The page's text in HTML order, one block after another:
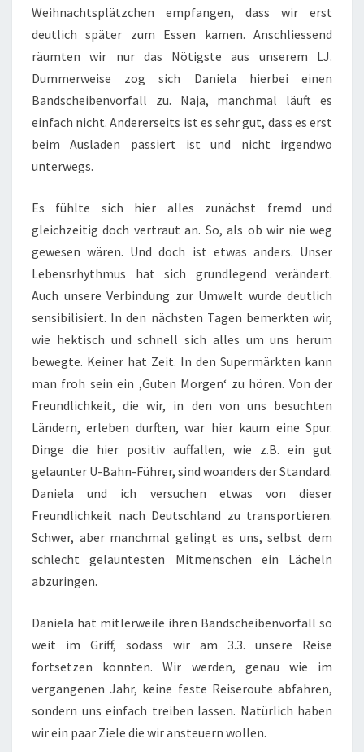
Weihnachtsplätzchen empfangen, dass wir erst
deutlich später zum Essen kamen. Anschliessend
räumten wir nur das Nötigste aus unserem LJ.
Dummerweise zog sich Daniela hierbei einen
Bandscheibenvorfall zu. Naja, manchmal läuft es
einfach nicht. Andererseits ist es sehr gut, dass es erst
beim Ausladen passiert ist und nicht irgendwo
unterwegs.
Es fühlte sich hier alles zunächst fremd und
gleichzeitig doch vertraut an. So, als ob wir nie weg
gewesen wären. Und doch ist etwas anders. Unser
Lebensrhythmus hat sich grundlegend verändert.
Auch unsere Verbindung zur Umwelt wurde deutlich
sensibilisiert. In den nächsten Tagen bemerkten wir,
wie hektisch und schnell sich alles um uns herum
bewegte. Keiner hat Zeit. In den Supermärkten kann
man froh sein ein ‚Guten Morgen‘ zu hören. Von der
Freundlichkeit, die wir, in den von uns besuchten
Ländern, erleben durften, war hier kaum eine Spur.
Dinge die hier positiv auffallen, wie z.B. ein gut
gelaunter U-Bahn-Führer, sind woanders der Standard.
Daniela und ich versuchen etwas von dieser
Freundlichkeit nach Deutschland zu transportieren.
Schwer, aber manchmal gelingt es uns, selbst dem
schlecht gelauntesten Mitmenschen ein Lächeln
abzuringen.
Daniela hat mitlerweile ihren Bandscheibenvorfall so
weit im Griff, sodass wir am 3.3. unsere Reise
fortsetzen konnten. Wir werden, genau wie im
vergangenen Jahr, keine feste Reiseroute abfahren,
sondern uns einfach treiben lassen. Natürlich haben
wir ein paar Ziele die wir ansteuern wollen.